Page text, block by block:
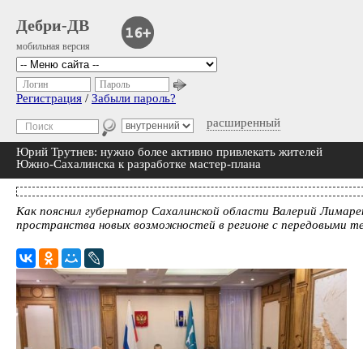
Дебри-ДВ
мобильная версия
расширенный
Логин Пароль
Регистрация / Забыли пароль?
Юрий Трутнев: нужно более активно привлекать жителей
Южно-Сахалинска к разработке мастер-плана
Как пояснил губернатор Сахалинской области Валерий
пространства новых возможностей в регионе с передовыми